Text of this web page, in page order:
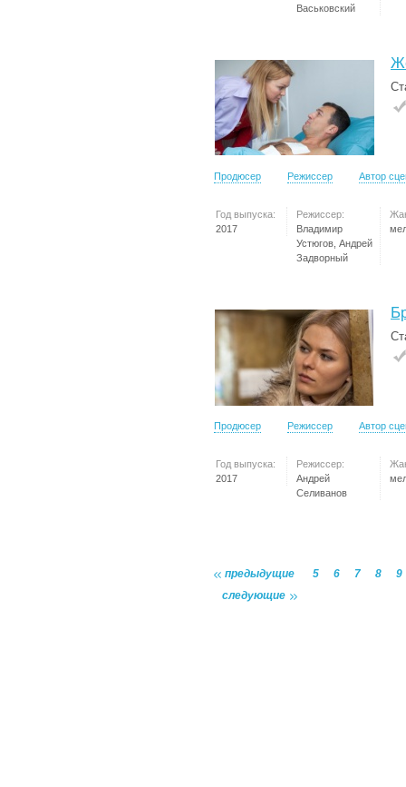
Васьковский
Продюсер Режиссер Автор
Год выпуска:
2017
Режиссер:
Владимир
Устюгов, Андрей
Задворный
Продюсер Режиссер Автор
Год выпуска:
2017
Режиссер:
Андрей
Селиванов
предыдущие 5 6 7 8
9
следующие